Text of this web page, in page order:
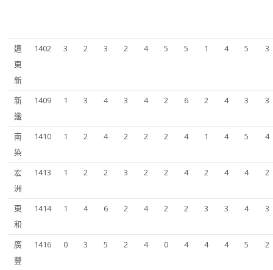
遠
東
新
1402 3 2 3 2 4 5 5 1 4 5 3
新
纖
1409 1 3 4 3 4 2 6 2 4 3 3
南
染
1410 1 2 4 2 2 2 4 1 4 5 4
宏
洲
1413 1 2 2 3 2 2 4 2 4 4 2
東
和
1414 1 4 6 2 4 2 2 3 3 4 3
廣
豐
1416 0 3 5 2 4 0 4 4 4 5 2